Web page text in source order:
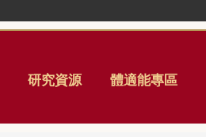
研究資源 體適能專區